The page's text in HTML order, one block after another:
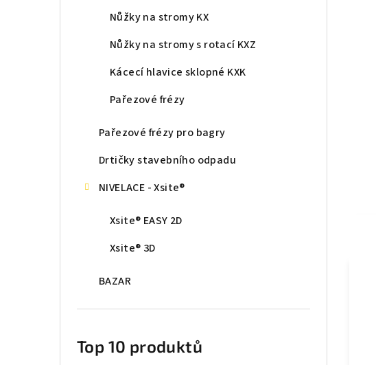
Nůžky na stromy KX
Nůžky na stromy s rotací KXZ
Kácecí hlavice sklopné KXK
Pařezové frézy
Pařezové frézy pro bagry
Drtičky stavebního odpadu
NIVELACE - Xsite®
Xsite® EASY 2D
Xsite® 3D
BAZAR
Top 10 produktů